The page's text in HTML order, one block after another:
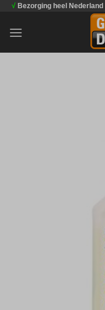
inhoud
√ Bezorging heel Nederland